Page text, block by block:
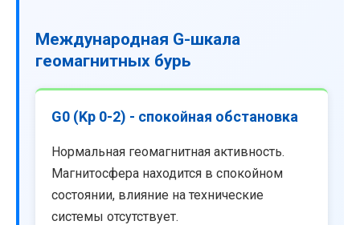
Международная G-шкала
геомагнитных бурь
G0 (Kp 0-2) - спокойная обстановка
Нормальная геомагнитная активность.
Магнитосфера находится в спокойном
состоянии, влияние на технические
системы отсутствует.